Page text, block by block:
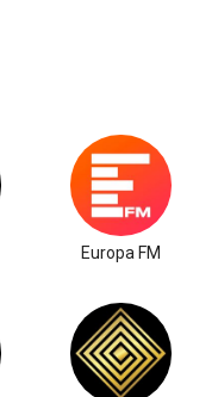
Europa FM